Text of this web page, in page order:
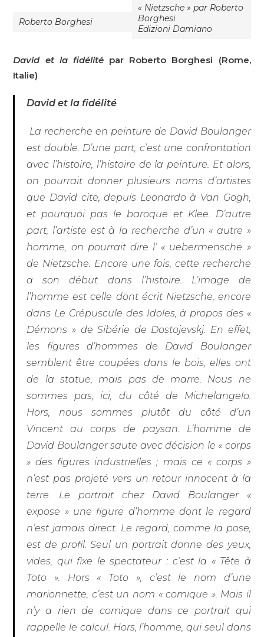
Roberto Borghesi
« Nietzsche » par Roberto
Borghesi
Edizioni Damiano
David et la fidélitépar Roberto Borghesi (Rome,
Italie)
David et la fidélité
La recherche en peinture de David Boulanger
est double. D’une part, c’est une confrontation
avec l’histoire, l’histoire de la peinture. Et alors,
on pourrait donner plusieurs noms d’artistes
que David cite, depuis Leonardo à Van Gogh,
et pourquoi pas le baroque et Klee. D’autre
part, l’artiste est à la recherche d’un « autre »
homme, on pourrait dire l’ « uebermensche »
de Nietzsche. Encore une fois, cette recherche
a son début dans l’histoire. L’image de
l’homme est celle dont écrit Nietzsche, encore
dans Le Crépuscule des Idoles , à propos des «
Démons » de Sibérie de Dostojevskj. En effet,
les figures d’hommes de David Boulanger
semblent être coupées dans le bois, elles ont
de la statue, mais pas de marre. Nous ne
sommes pas, ici, du côté de Michelangelo.
Hors, nous sommes plutôt du côté d’un
Vincent au corps de paysan. L’homme de
David Boulanger saute avec décision le « corps
» des figures industrielles ; mais ce « corps »
n’est pas projeté vers un retour innocent à la
terre. Le portrait chez David Boulanger «
expose » une figure d’homme dont le regard
n’est jamais direct. Le regard, comme la pose,
est de profil. Seul un portrait donne des yeux,
vides, qui fixe le spectateur : c’est la « Tête à
Toto ». Hors « Toto », c’est le nom d’une
marionnette, c’est un nom « comique ». Mais il
n’y a rien de comique dans ce portrait qui
rappelle le calcul. Hors, l’homme, qui seul dans